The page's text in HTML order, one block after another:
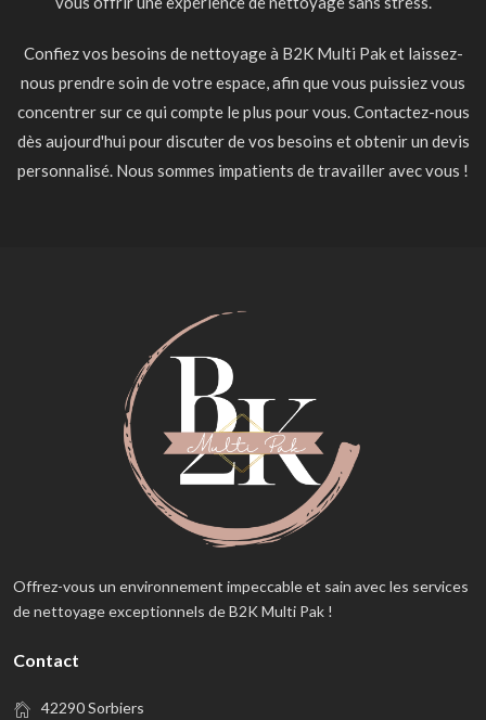
Confiez vos besoins de nettoyage à B2K Multi Pak et laissez-
nous prendre soin de votre espace, afin que vous puissiez vous
concentrer sur ce qui compte le plus pour vous. Contactez-nous
dès aujourd'hui pour discuter de vos besoins et obtenir un devis
personnalisé. Nous sommes impatients de travailler avec vous !
Offrez-vous un environnement impeccable et sain avec les services
de nettoyage exceptionnels de B2K Multi Pak !
Contact
42290 Sorbiers